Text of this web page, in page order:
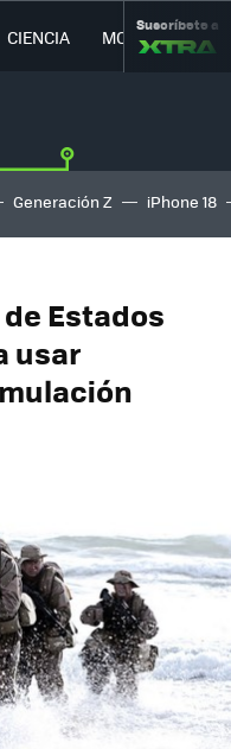
CIENCIA MOVILIDAD
Suscríbete a
Generación Z iPhone 18
Estados
usar